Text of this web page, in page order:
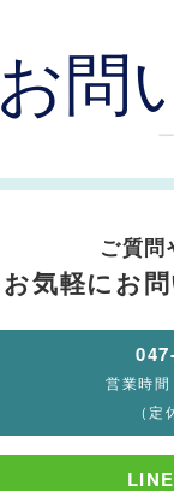
お問
ご質問
お気軽にお
営業時
（定